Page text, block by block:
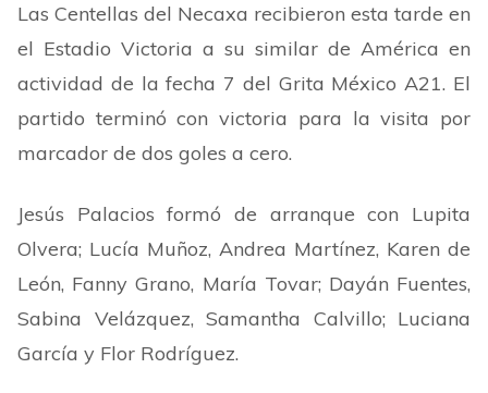
Las Centellas del Necaxa recibieron esta tarde en
el Estadio Victoria a su similar de América en
actividad de la fecha 7 del Grita México A21. El
partido terminó con victoria para la visita por
marcador de dos goles a cero.
Jesús Palacios formó de arranque con Lupita
Olvera; Lucía Muñoz, Andrea Martínez, Karen de
León, Fanny Grano, María Tovar; Dayán Fuentes,
Sabina Velázquez, Samantha Calvillo; Luciana
García y Flor Rodríguez.